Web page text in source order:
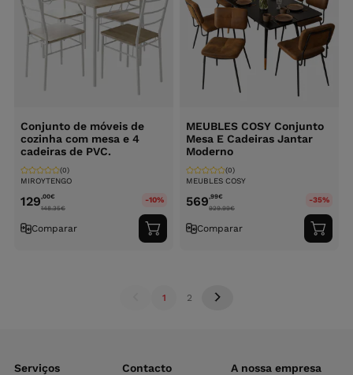
Conjunto de móveis de
cozinha com mesa e 4
cadeiras de PVC.
MIROYTENGO
(0)
129 ,00€
148.35€
-10%
Comparar
Adicionar
ao
MEUBLES COSY Conjunto
Mesa E Cadeiras Jantar
Moderno
MEUBLES COSY
(0)
569 ,99€
929.99€
-35%
Comparar
ao
1 2
Serviços Contacto A nossa empresa